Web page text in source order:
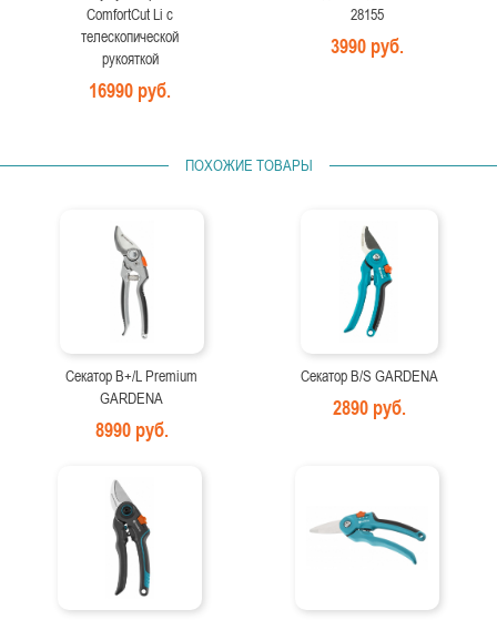
ComfortCut Li с
телескопической
рукояткой
16990 руб.
28155
3990 руб.
ПОХОЖИЕ ТОВАРЫ
Секатор B+/L Premium
GARDENA
8990 руб.
Секатор B/S GARDENA
2890 руб.